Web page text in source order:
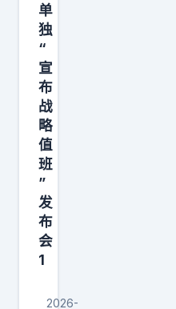
单
独
“
宣
布
战
略
值
班
”
发
布
会
1
2026-